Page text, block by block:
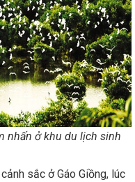
khu du lịch sinh
sắc ở Gáo Giồng, lúc